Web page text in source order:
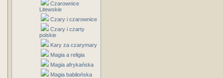
Czarownice
Litewskie
Czary i czarownice
Czary i czarty
polskie
Kary za czarymary
Magia a religia
Magia afrykańska
Magia babilońska